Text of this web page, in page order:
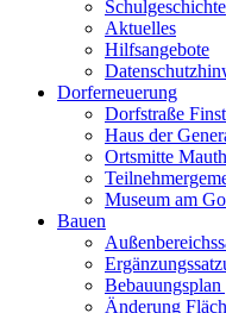
Schulgeschichte
Aktuelles
Hilfsangebote
Dorferneuerung
Dorfstraße
Haus der
Ortsmitte Mauth
Museum am
Bauen
Änderung